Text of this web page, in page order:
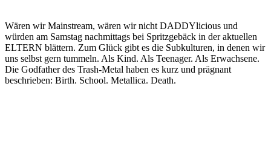
Wären wir Mainstream, wären wir nicht DADDYlicious und
würden am Samstag nachmittags bei Spritzgebäck in der aktuellen
ELTERN blättern. Zum Glück gibt es die Subkulturen, in denen wir
uns selbst gern tummeln. Als Kind. Als Teenager. Als Erwachsene.
Die Godfather des Trash-Metal haben es kurz und prägnant
beschrieben: Birth. School. Metallica. Death.